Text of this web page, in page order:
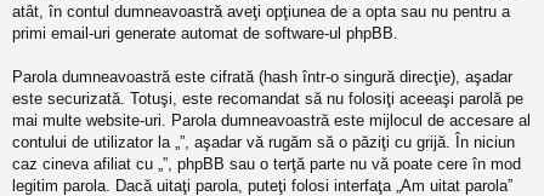
atât, în contul dumneavoastră aveţi opţiunea de a opta sau nu pentru a
primi email-uri generate automat de software-ul phpBB.
Parola dumneavoastră este cifrată (hash într-o singură direcţie), aşadar
este securizată. Totuşi, este recomandat să nu folosiţi aceeaşi parolă pe
mai multe website-uri. Parola dumneavoastră este mijlocul de accesare al
contului de utilizator la „”, aşadar vă rugăm să o păziţi cu grijă. În niciun
caz cineva afiliat cu „”, phpBB sau o terţă parte nu vă poate cere în mod
legitim parola. Dacă uitaţi parola, puteţi folosi interfaţa „Am uitat parola”